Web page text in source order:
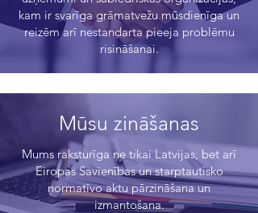
kam ir svarīga grāmatvežu mūsdienīga un
reizēm arī nestandarta pieeja problēmu
risināšanai.
Mūsu zināšanas
Mums raksturīga ne tikai Latvijas, bet arī
Eiropas Savienības un starptautisko
normatīvo aktu pārzināšana un
izmantošana.